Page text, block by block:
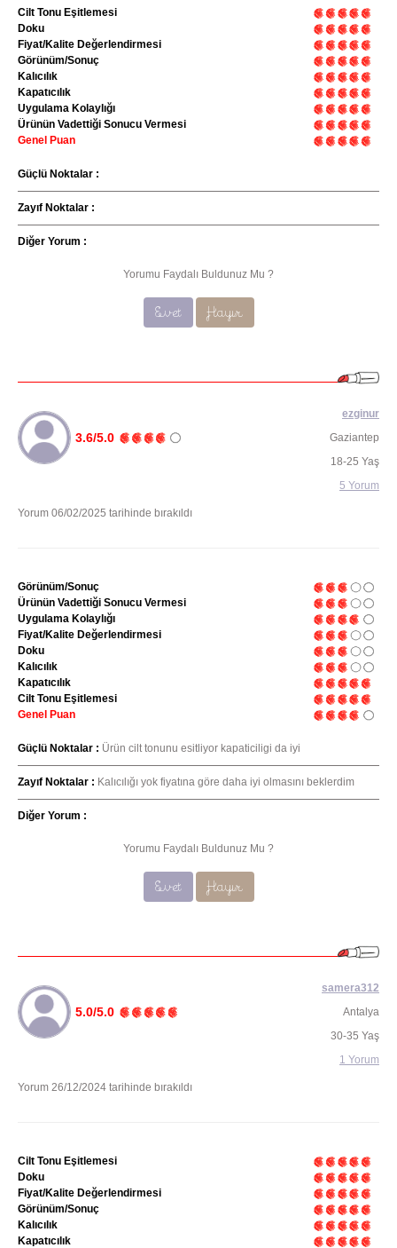
Cilt Tonu Eşitlemesi
Doku
Fiyat/Kalite Değerlendirmesi
Görünüm/Sonuç
Kalıcılık
Kapatıcılık
Uygulama Kolaylığı
Ürünün Vadettiği Sonucu Vermesi
Genel Puan
Güçlü Noktalar :
Zayıf Noktalar :
Diğer Yorum :
Yorumu Faydalı Buldunuz Mu ?
Evet Hayır
3.6/5.0
Yorum 06/02/2025 tarihinde bırakıldı
ezginur
Gaziantep
18-25 Yaş
5 Yorum
Görünüm/Sonuç
Ürünün Vadettiği Sonucu Vermesi
Uygulama Kolaylığı
Fiyat/Kalite Değerlendirmesi
Doku
Kalıcılık
Kapatıcılık
Cilt Tonu Eşitlemesi
Genel Puan
Güçlü Noktalar : Ürün cilt tonunu esitliyor kapaticiligi da iyi
Zayıf Noktalar : Kalıcılığı yok fiyatına göre daha iyi olmasını beklerdim
Diğer Yorum :
Yorumu Faydalı Buldunuz Mu ?
Evet Hayır
5.0/5.0
Yorum 26/12/2024 tarihinde bırakıldı
samera312
Antalya
30-35 Yaş
1 Yorum
Cilt Tonu Eşitlemesi
Doku
Fiyat/Kalite Değerlendirmesi
Görünüm/Sonuç
Kalıcılık
Kapatıcılık